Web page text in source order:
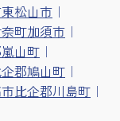
東松山市
町加須市
山町
企郡鳩山町
比企郡川島町